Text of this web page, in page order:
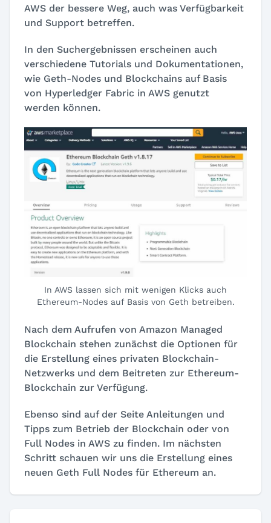
AWS der bessere Weg, auch was Verfügbarkeit
und Support betreffen.
In den Suchergebnissen erscheinen auch
verschiedene Tutorials und Dokumentationen,
wie Geth-Nodes und Blockchains auf Basis
von Hyperledger Fabric in AWS genutzt
werden können.
In AWS lassen sich mit wenigen Klicks auch
Ethereum-Nodes auf Basis von Geth betreiben.
Nach dem Aufrufen von Amazon Managed
Blockchain stehen zunächst die Optionen für
die Erstellung eines privaten Blockchain-
Netzwerks und dem Beitreten zur Ethereum-
Blockchain zur Verfügung.
Ebenso sind auf der Seite Anleitungen und
Tipps zum Betrieb der Blockchain oder von
Full Nodes in AWS zu finden. Im nächsten
Schritt schauen wir uns die Erstellung eines
neuen Geth Full Nodes für Ethereum an.